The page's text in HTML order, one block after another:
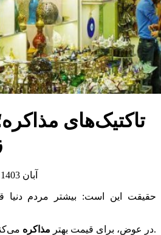
تاکتیک‌های
23 آبان 1403
حقیقت این است: بیشتر مردم
در عوض، برای قیمت بهتر مذاکره می‌کنند. به زبان ما، چانه می‌زنند.